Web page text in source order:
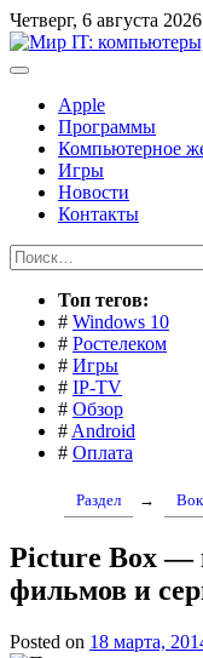
Перейти
к
содержимому
Четверг, 6 августа 2026
Apple
Программы
Компьютерное
Игры
Новости
Контакты
Найти:
Toп тегов:
# Windows 10
# Ростелеком
# Игры
# IP-TV
# Обзор
# Android
# Оплата
Раздел →
Picture Box —
фильмов и
Posted on 18 марта,